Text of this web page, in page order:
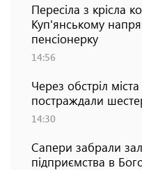
Пересіла з крісла
Куп'янському
пенсіонерку
14:56
Через обстріл
постраждали
14:30
Сапери забрали
підприємства в